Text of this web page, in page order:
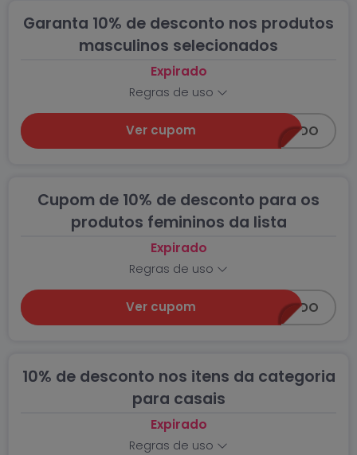
Garanta 10% de desconto nos produtos
masculinos selecionados
Expirado
Regras de uso
Ver cupom EXTRAXONADO
Cupom de 10% de desconto para os
produtos femininos da lista
Expirado
Regras de uso
Ver cupom EXTRAXONADO
10% de desconto nos itens da categoria
para casais
Expirado
Regras de uso